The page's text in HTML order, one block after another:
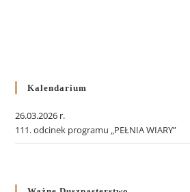
Kalendarium
26.03.2026 r.
111. odcinek programu „PEŁNIA WIARY”